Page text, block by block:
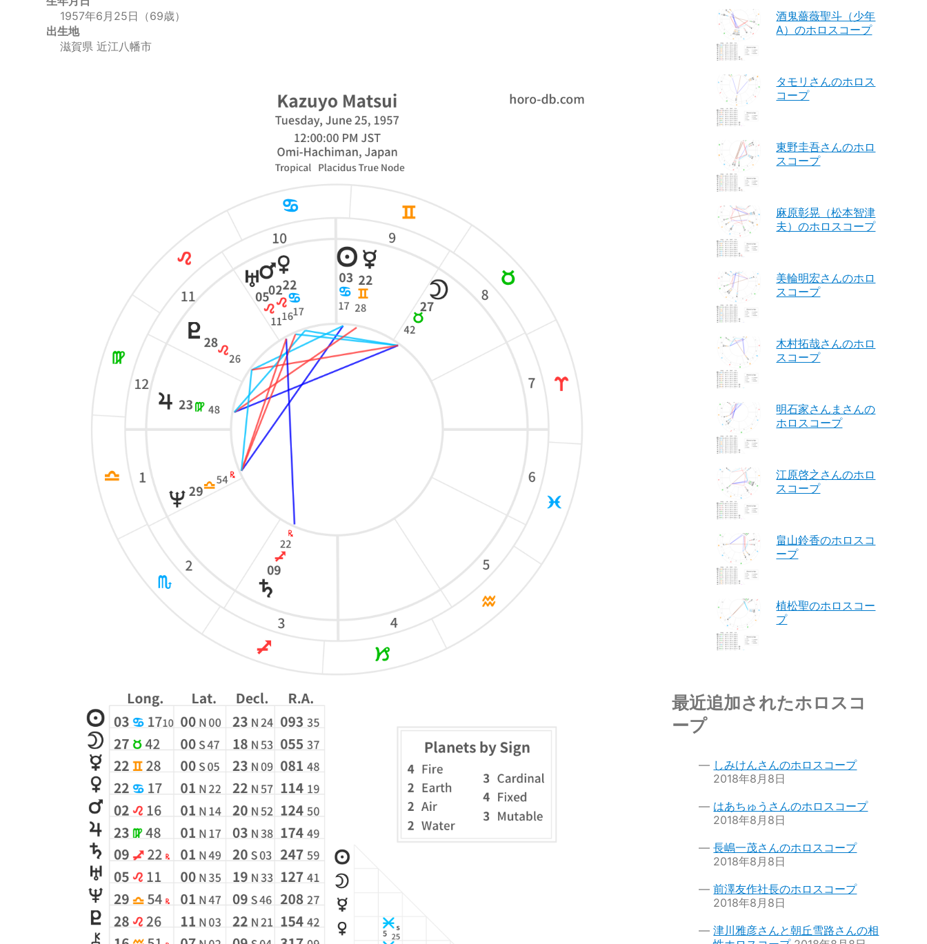
1957年6月25日（69歳）
出生地
滋賀県 近江八幡市
酒鬼薔薇聖斗（少年
A）のホロスコープ
タモリさんのホロス
コープ
東野圭吾さんのホロ
スコープ
麻原彰晃（松本智津
夫）のホロスコープ
美輪明宏さんのホロ
スコープ
木村拓哉さんのホロ
スコープ
明石家さんまさんの
ホロスコープ
江原啓之さんのホロ
スコープ
畠山鈴香のホロスコ
ープ
植松聖のホロスコー
プ
最近追加されたホロスコ
ープ
しみけんさんのホロスコープ
2018年8月8日
はあちゅうさんのホロスコープ
2018年8月8日
長嶋一茂さんのホロスコープ
2018年8月8日
前澤友作社長のホロスコープ
2018年8月8日
津川雅彦さんと朝丘雪路さんの相